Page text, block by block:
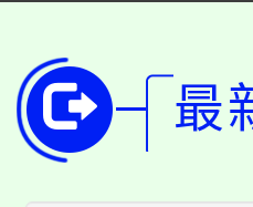
生本土語
代理(課)
公告本校
代理(課)
轉知中國
最